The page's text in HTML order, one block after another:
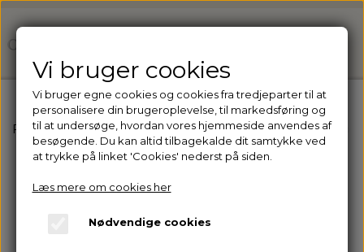
Forside Ejer du en klinik? Få adgang til vores
Vi bruger cookies
Vi bruger egne cookies og cookies fra tredjeparter til at
personalisere din brugeroplevelse, til markedsføring og
til at undersøge, hvordan vores hjemmeside anvendes af
besøgende. Du kan altid tilbagekalde dit samtykke ved
at trykke på linket 'Cookies' nederst på siden.
Læs mere om cookies her
Nødvendige cookies